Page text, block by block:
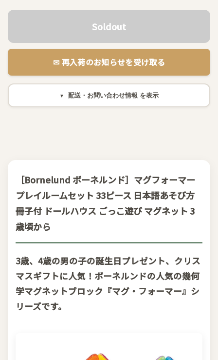
Soldout
✉︎ 再入荷のお知らせを受け取る
配送・お問い合わせ情報
［Bornelund ボーネルンド］マグフォーマー
プレイルームセット 33ピース 日本語あそび方
冊子付 ドールハウス ごっこ遊び マグネット 3
歳頃から
3歳、4歳の男の子の誕生日プレゼント、クリス
マスギフトに人気！ボーネルンドの人気の幾何
学マグネットブロック『マグ・フォーマー』シ
リーズです。